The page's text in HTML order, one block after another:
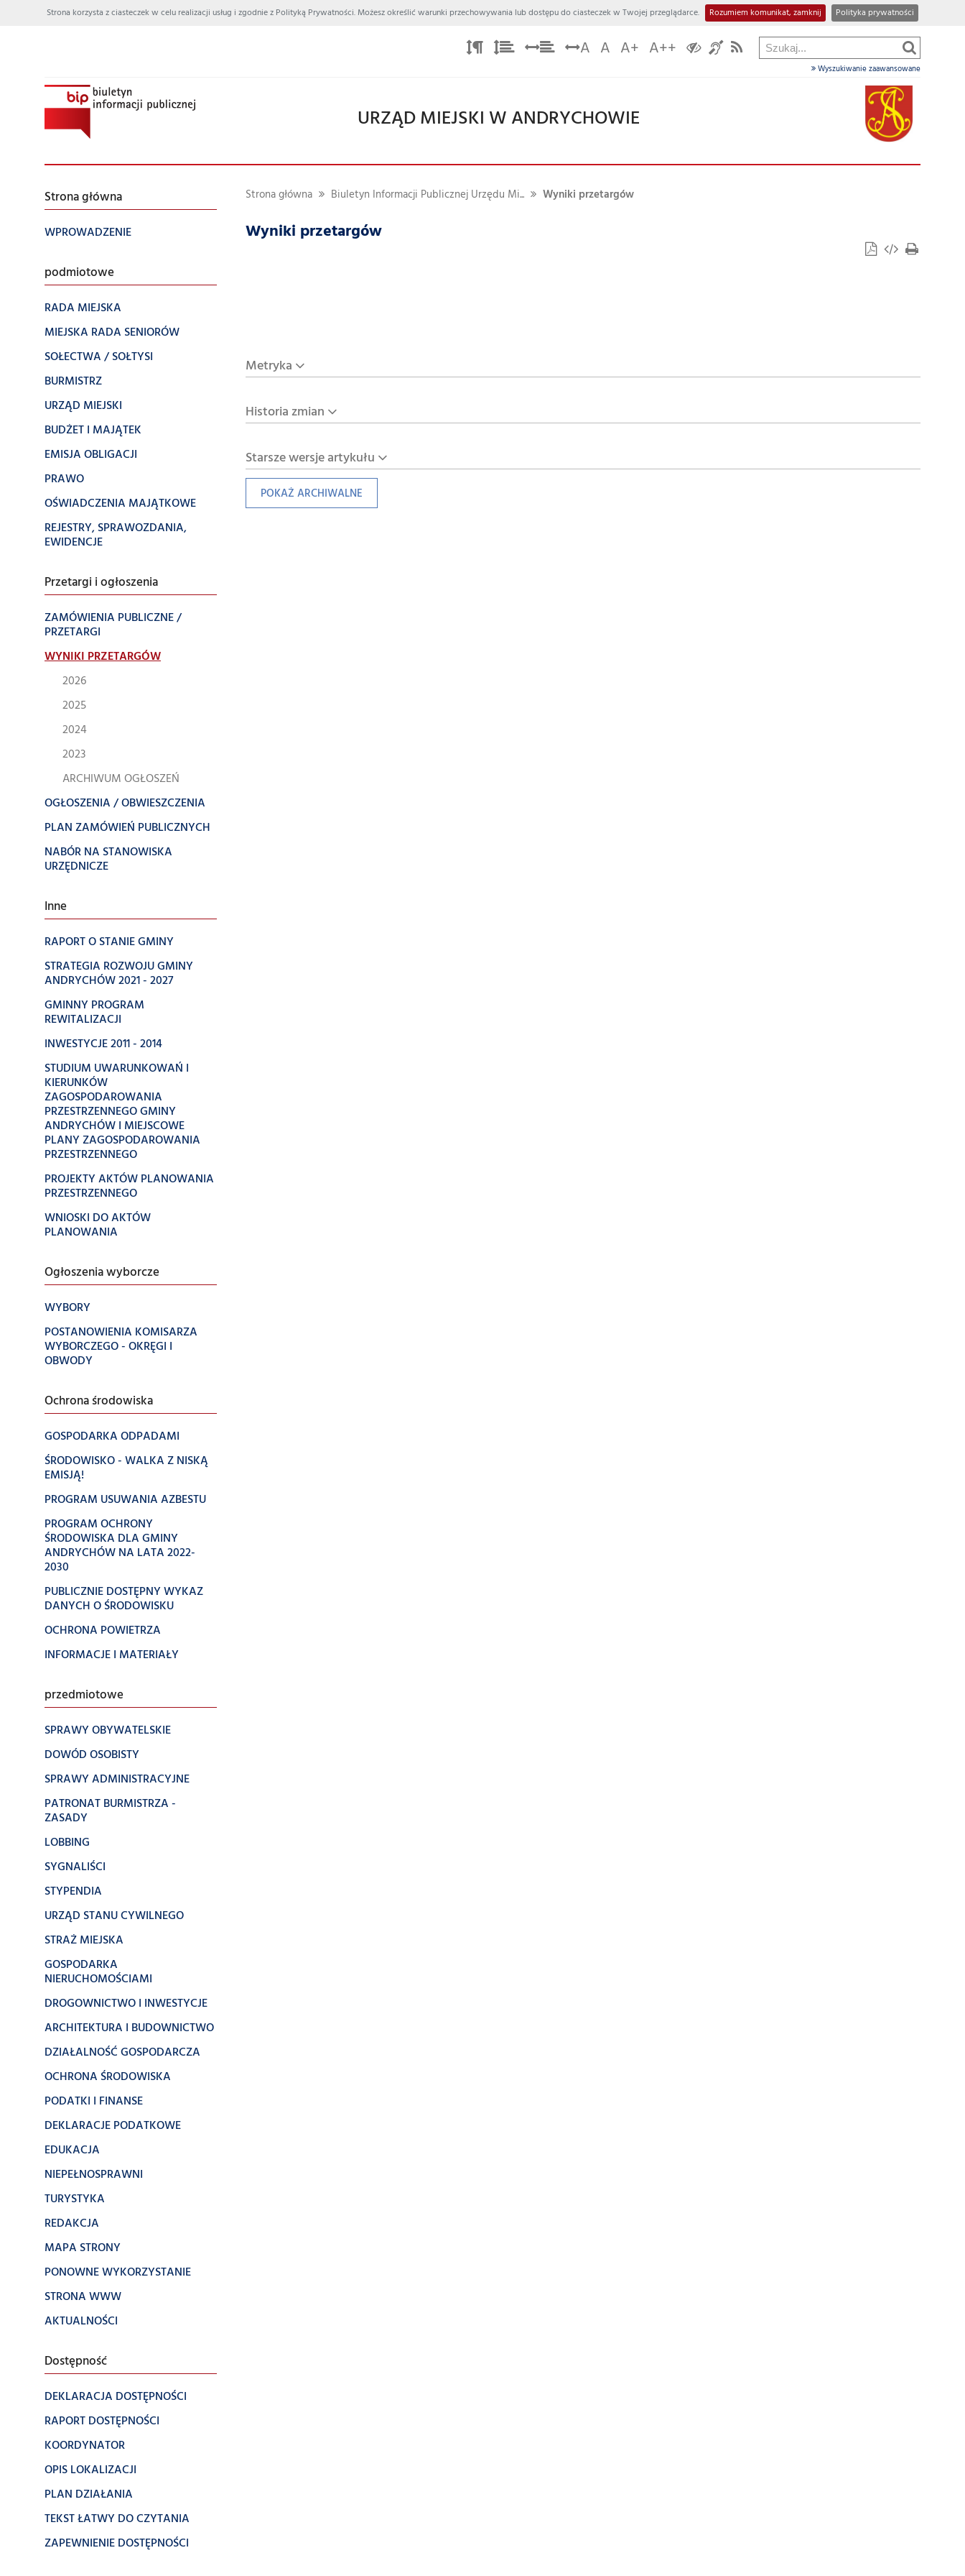
Strona korzysta z ciasteczek w celu realizacji usług i zgodnie z Polityką Prywatności. Możesz określić warunki przechowywania lub dostępu do ciasteczek w Twojej przeglądarce. Rozumiem komunikat, zamknij Polityka prywatności
A A A+ A++
Wyszukiwanie zaawansowane
URZĄD MIEJSKI W ANDRYCHOWIE
Strona główna
WPROWADZENIE
podmiotowe
RADA MIEJSKA
MIEJSKA RADA SENIORÓW
SOŁECTWA / SOŁTYSI
BURMISTRZ
URZĄD MIEJSKI
BUDŻET I MAJĄTEK
EMISJA OBLIGACJI
PRAWO
OŚWIADCZENIA MAJĄTKOWE
REJESTRY, SPRAWOZDANIA,
EWIDENCJE
Przetargi i ogłoszenia
ZAMÓWIENIA PUBLICZNE /
PRZETARGI
WYNIKI PRZETARGÓW
2026
2025
2024
2023
ARCHIWUM OGŁOSZEŃ
OGŁOSZENIA / OBWIESZCZENIA
PLAN ZAMÓWIEŃ PUBLICZNYCH
NABÓR NA STANOWISKA
URZĘDNICZE
Inne
RAPORT O STANIE GMINY
STRATEGIA ROZWOJU GMINY
ANDRYCHÓW 2021 - 2027
GMINNY PROGRAM
REWITALIZACJI
INWESTYCJE 2011 - 2014
STUDIUM UWARUNKOWAŃ I
KIERUNKÓW
ZAGOSPODAROWANIA
PRZESTRZENNEGO GMINY
ANDRYCHÓW I MIEJSCOWE
PLANY ZAGOSPODAROWANIA
PRZESTRZENNEGO
PROJEKTY AKTÓW PLANOWANIA
PRZESTRZENNEGO
WNIOSKI DO AKTÓW
PLANOWANIA
Ogłoszenia wyborcze
WYBORY
POSTANOWIENIA KOMISARZA
WYBORCZEGO - OKRĘGI I
OBWODY
Ochrona środowiska
GOSPODARKA ODPADAMI
ŚRODOWISKO - WALKA Z NISKĄ
EMISJĄ!
PROGRAM USUWANIA AZBESTU
PROGRAM OCHRONY
ŚRODOWISKA DLA GMINY
ANDRYCHÓW NA LATA 2022-
2030
PUBLICZNIE DOSTĘPNY WYKAZ
DANYCH O ŚRODOWISKU
OCHRONA POWIETRZA
INFORMACJE I MATERIAŁY
przedmiotowe
SPRAWY OBYWATELSKIE
DOWÓD OSOBISTY
SPRAWY ADMINISTRACYJNE
PATRONAT BURMISTRZA -
ZASADY
LOBBING
SYGNALIŚCI
STYPENDIA
URZĄD STANU CYWILNEGO
STRAŻ MIEJSKA
GOSPODARKA
NIERUCHOMOŚCIAMI
DROGOWNICTWO I INWESTYCJE
ARCHITEKTURA I BUDOWNICTWO
DZIAŁALNOŚĆ GOSPODARCZA
OCHRONA ŚRODOWISKA
PODATKI I FINANSE
DEKLARACJE PODATKOWE
EDUKACJA
NIEPEŁNOSPRAWNI
TURYSTYKA
REDAKCJA
MAPA STRONY
PONOWNE WYKORZYSTANIE
STRONA WWW
AKTUALNOŚCI
Dostępność
DEKLARACJA DOSTĘPNOŚCI
RAPORT DOSTĘPNOŚCI
KOORDYNATOR
OPIS LOKALIZACJI
PLAN DZIAŁANIA
TEKST ŁATWY DO CZYTANIA
ZAPEWNIENIE DOSTĘPNOŚCI
Strona główna Biuletyn Informacji Publicznej Urzędu Mi... Wyniki przetargów
Wyniki przetargów
Metryka
Historia zmian
Starsze wersje artykułu
POKAŻ ARCHIWALNE